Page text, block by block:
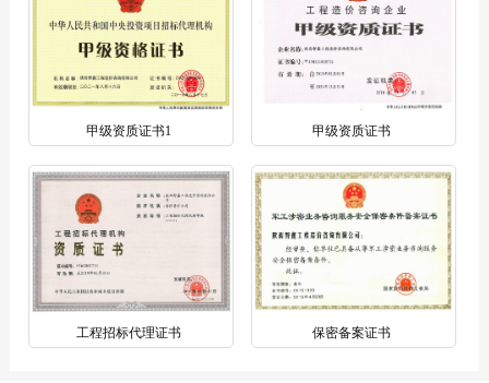
甲级资质证书1 甲级资质证书
工程招标代理证书 保密备案证书